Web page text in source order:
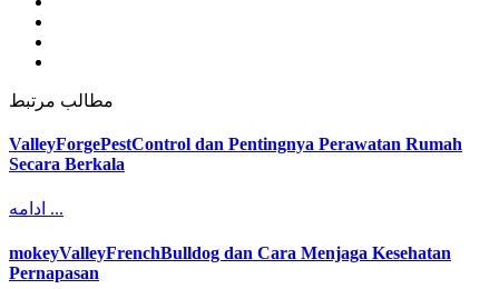
مطالب مرتبط
ValleyForgePestControl dan Pentingnya Perawatan Rumah
Secara Berkala
ادامه ...
mokeyValleyFrenchBulldog dan Cara Menjaga Kesehatan
Pernapasan